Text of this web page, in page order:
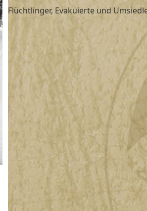
Flüchtlinger, Evakuierte und